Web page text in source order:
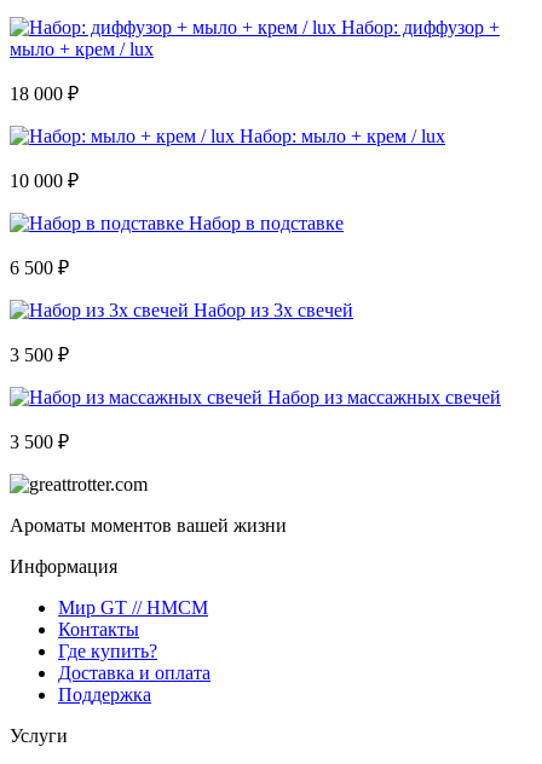
Набор: диффузор +
мыло + крем / lux
18 000 ₽
Набор: мыло + крем / lux
10 000 ₽
Набор в подставке
6 500 ₽
Набор из 3х свечей
3 500 ₽
Набор из массажных свечей
3 500 ₽
Ароматы моментов вашей жизни
Информация
Мир GT // HMCM
Контакты
Где купить?
Доставка и оплата
Поддержка
Услуги